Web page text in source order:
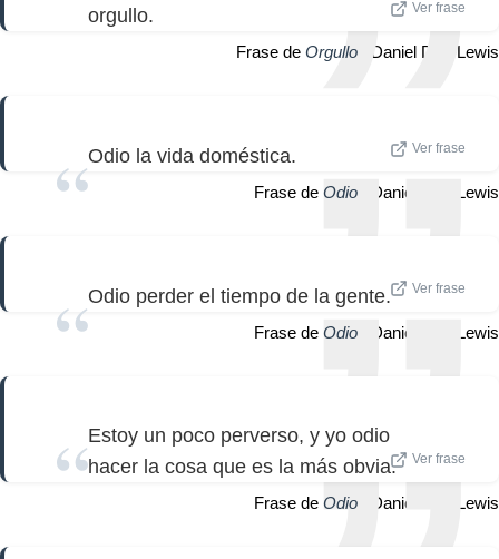
orgullo.
Ver frase
Frase de Orgullo | Daniel Day-Lewis
Odio la vida doméstica. Ver frase
Frase de Odio | Daniel Day-Lewis
Odio perder el tiempo de la gente. Ver frase
Frase de Odio | Daniel Day-Lewis
Estoy un poco perverso, y yo odio
hacer la cosa que es la más obvia.
Ver frase
Frase de Odio | Daniel Day-Lewis